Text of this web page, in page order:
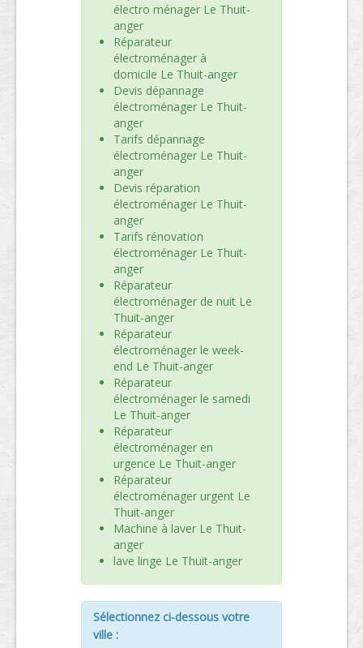
électro ménager Le Thuit-
anger
Réparateur
électroménager à
domicile Le Thuit-anger
Devis dépannage
électroménager Le Thuit-
anger
Tarifs dépannage
électroménager Le Thuit-
anger
Devis réparation
électroménager Le Thuit-
anger
Tarifs rénovation
électroménager Le Thuit-
anger
Réparateur
électroménager de nuit Le
Thuit-anger
Réparateur
électroménager le week-
end Le Thuit-anger
Réparateur
électroménager le samedi
Le Thuit-anger
Réparateur
électroménager en
urgence Le Thuit-anger
Réparateur
électroménager urgent Le
Thuit-anger
Machine à laver Le Thuit-
anger
lave linge Le Thuit-anger
Sélectionnez ci-dessous votre
ville :